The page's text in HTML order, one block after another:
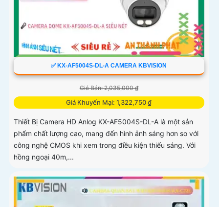
✅ KX-AF5004S-DL-A CAMERA KBVISION
Giá Bán: 2,035,000 ₫
Giá Khuyến Mại: 1,322,750 ₫
Thiết Bị Camera HD Anlog KX-AF5004S-DL-A là một sản
phẩm chất lượng cao, mang đến hình ảnh sáng hơn so với
công nghệ CMOS khi xem trong điều kiện thiếu sáng. Với
hồng ngoại 40m,...